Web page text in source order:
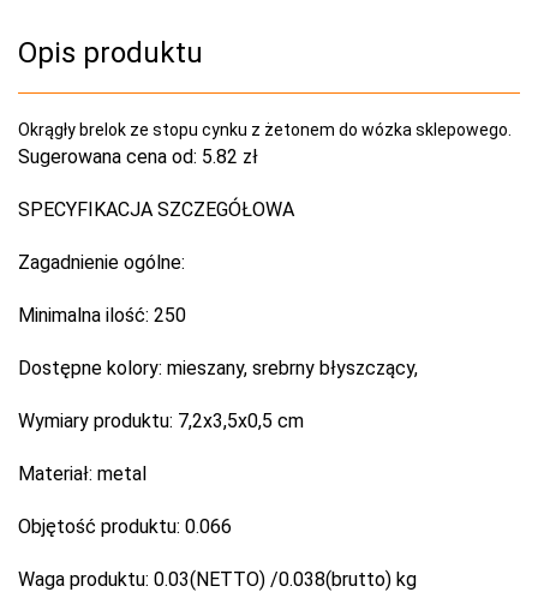
Opis produktu
Okrągły brelok ze stopu cynku z żetonem do wózka sklepowego.
Sugerowana cena od: 5.82 zł
SPECYFIKACJA SZCZEGÓŁOWA
Zagadnienie ogólne:
Minimalna ilość: 250
Dostępne kolory: mieszany, srebrny błyszczący,
Wymiary produktu: 7,2x3,5x0,5 cm
Materiał: metal
Objętość produktu: 0.066
Waga produktu: 0.03(NETTO) /0.038(brutto) kg